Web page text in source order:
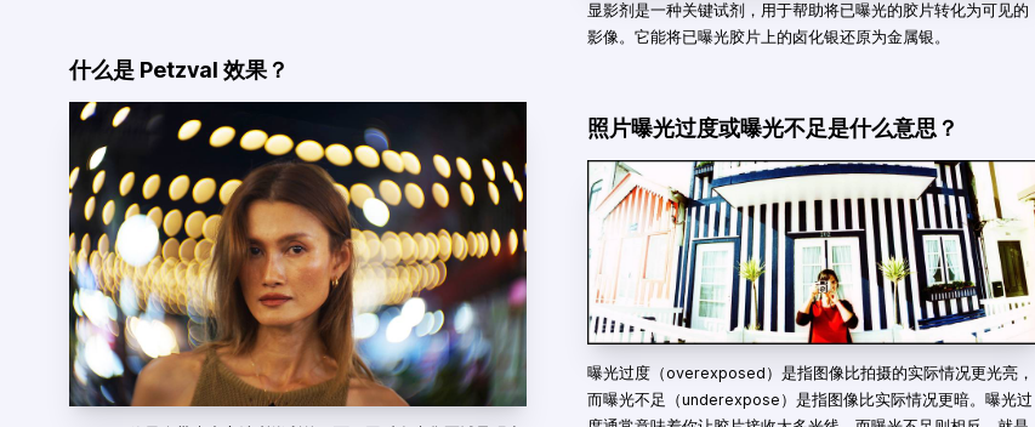
显影剂是一种关键试剂，用于帮助将已曝光的胶片转化为可见的
影像。它能将已曝光胶片上的卤化银还原为金属银。
什么是 Petzval 效果？
照片曝光过度或曝光不足是什么意思？
曝光过度（overexposed）是指图像比拍摄的实际情况更光亮，
而曝光不足（underexpose）是指图像比实际情况更暗。曝光过